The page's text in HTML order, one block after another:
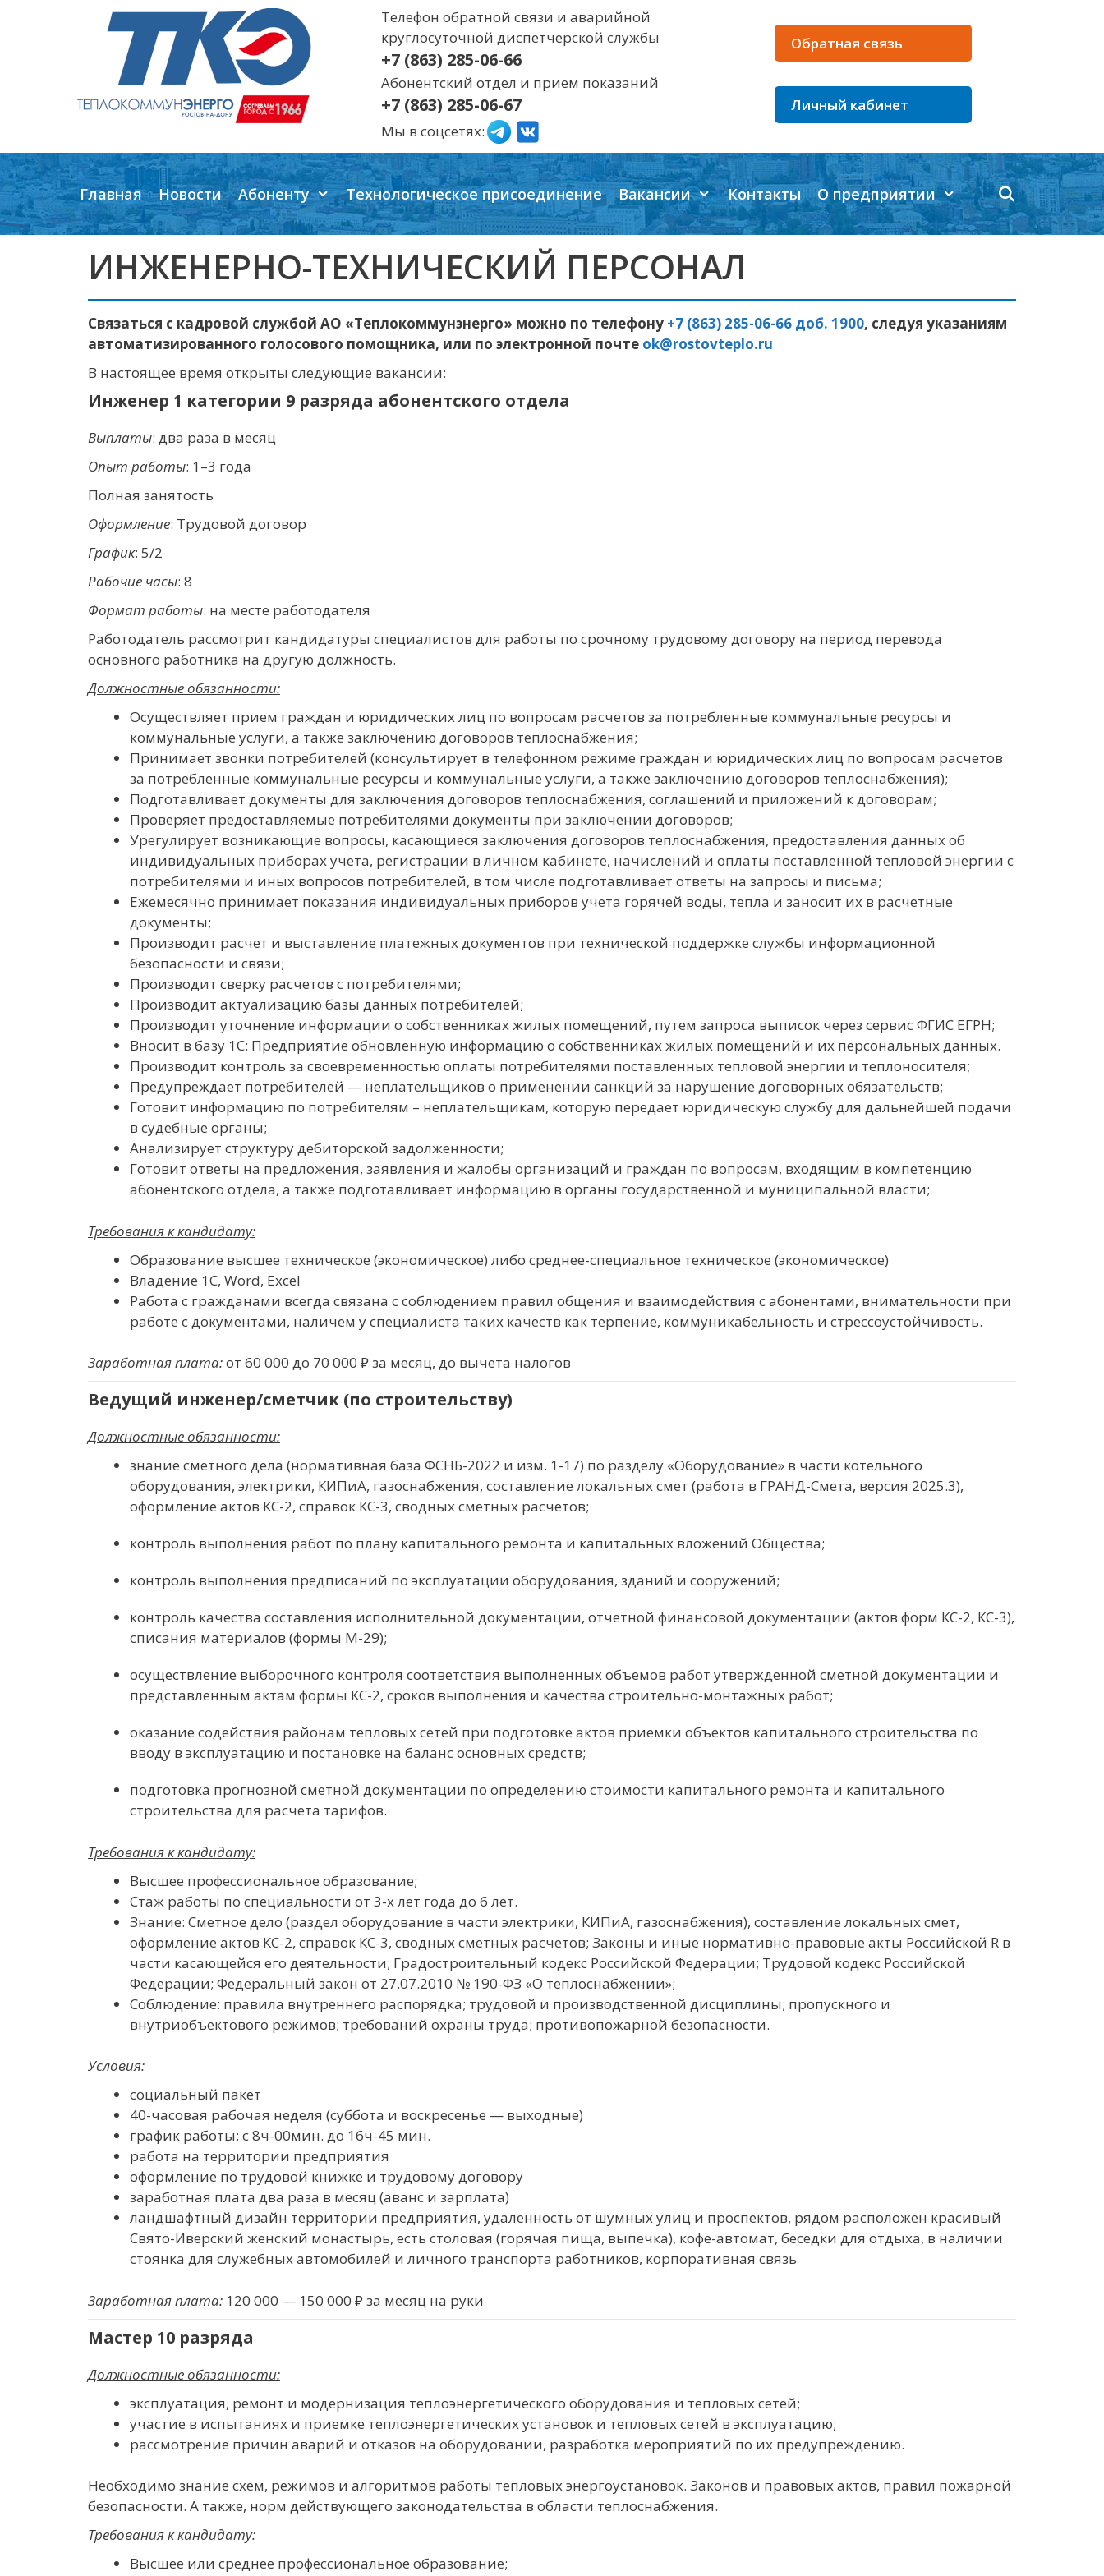
Телефон обратной связи и аварийной
круглосуточной диспетчерской службы
+7 (863) 285-06-66
Абонентский отдел и прием показаний
+7 (863) 285-06-67
Мы в соцсетях:
Обратная связь
Личный кабинет
Главная Новости Абоненту Технологическое присоединение Вакансии Контакты О предприятии
ИНЖЕНЕРНО-ТЕХНИЧЕСКИЙ ПЕРСОНАЛ
Связаться с кадровой службой АО «Теплокоммунэнерго» можно по телефону +7 (863) 285-06-66 доб. 1900, следуя указаниям
автоматизированного голосового помощника, или по электронной почте ok@rostovteplo.ru
В настоящее время открыты следующие вакансии:
Инженер 1 категории 9 разряда абонентского отдела
Выплаты: два раза в месяц
Опыт работы: 1–3 года
Полная занятость
Оформление: Трудовой договор
График: 5/2
Рабочие часы: 8
Формат работы: на месте работодателя
Работодатель рассмотрит кандидатуры специалистов для работы по срочному трудовому договору на период перевода
основного работника на другую должность.
Должностные обязанности:
Осуществляет прием граждан и юридических лиц по вопросам расчетов за потребленные коммунальные ресурсы и
коммунальные услуги, а также заключению договоров теплоснабжения;
Принимает звонки потребителей (консультирует в телефонном режиме граждан и юридических лиц по вопросам расчетов
за потребленные коммунальные ресурсы и коммунальные услуги, а также заключению договоров теплоснабжения);
Подготавливает документы для заключения договоров теплоснабжения, соглашений и приложений к договорам;
Проверяет предоставляемые потребителями документы при заключении договоров;
Урегулирует возникающие вопросы, касающиеся заключения договоров теплоснабжения, предоставления данных об
индивидуальных приборах учета, регистрации в личном кабинете, начислений и оплаты поставленной тепловой энергии с
потребителями и иных вопросов потребителей, в том числе подготавливает ответы на запросы и письма;
Ежемесячно принимает показания индивидуальных приборов учета горячей воды, тепла и заносит их в расчетные
документы;
Производит расчет и выставление платежных документов при технической поддержке службы информационной
безопасности и связи;
Производит сверку расчетов с потребителями;
Производит актуализацию базы данных потребителей;
Производит уточнение информации о собственниках жилых помещений, путем запроса выписок через сервис ФГИС ЕГРН;
Вносит в базу 1С: Предприятие обновленную информацию о собственниках жилых помещений и их персональных данных.
Производит контроль за своевременностью оплаты потребителями поставленных тепловой энергии и теплоносителя;
Предупреждает потребителей — неплательщиков о применении санкций за нарушение договорных обязательств;
Готовит информацию по потребителям – неплательщикам, которую передает юридическую службу для дальнейшей подачи
в судебные органы;
Анализирует структуру дебиторской задолженности;
Готовит ответы на предложения, заявления и жалобы организаций и граждан по вопросам, входящим в компетенцию
абонентского отдела, а также подготавливает информацию в органы государственной и муниципальной власти;
Требования к кандидату:
Образование высшее техническое (экономическое) либо среднее-специальное техническое (экономическое)
Владение 1С, Word, Excel
Работа с гражданами всегда связана с соблюдением правил общения и взаимодействия с абонентами, внимательности при
работе с документами, наличем у специалиста таких качеств как терпение, коммуникабельность и стрессоустойчивость.
Заработная плата:от 60 000 до 70 000 ₽ за месяц, до вычета налогов
Ведущий инженер/сметчик (по строительству)
Должностные обязанности:
знание сметного дела (нормативная база ФСНБ-2022 и изм. 1-17) по разделу «Оборудование» в части котельного
оборудования, электрики, КИПиА, газоснабжения, составление локальных смет (работа в ГРАНД-Смета, версия 2025.3),
оформление актов КС-2, справок КС-3, сводных сметных расчетов;
контроль выполнения работ по плану капитального ремонта и капитальных вложений Общества;
контроль выполнения предписаний по эксплуатации оборудования, зданий и сооружений;
контроль качества составления исполнительной документации, отчетной финансовой документации (актов форм КС-2, КС-3),
списания материалов (формы М-29);
осуществление выборочного контроля соответствия выполненных объемов работ утвержденной сметной документации и
представленным актам формы КС-2, сроков выполнения и качества строительно-монтажных работ;
оказание содействия районам тепловых сетей при подготовке актов приемки объектов капитального строительства по
вводу в эксплуатацию и постановке на баланс основных средств;
подготовка прогнозной сметной документации по определению стоимости капитального ремонта и капитального
строительства для расчета тарифов.
Требования к кандидату:
Высшее профессиональное образование;
Стаж работы по специальности от 3-х лет года до 6 лет.
Знание: Сметное дело (раздел оборудование в части электрики, КИПиА, газоснабжения), составление локальных смет,
оформление актов КС-2, справок КС-3, сводных сметных расчетов; Законы и иные нормативно-правовые акты Российской R в
части касающейся его деятельности; Градостроительный кодекс Российской Федерации; Трудовой кодекс Российской
Федерации; Федеральный закон от 27.07.2010 № 190-ФЗ «О теплоснабжении»;
Соблюдение: правила внутреннего распорядка; трудовой и производственной дисциплины; пропускного и
внутриобъектового режимов; требований охраны труда; противопожарной безопасности.
Условия:
социальный пакет
40-часовая рабочая неделя (суббота и воскресенье — выходные)
график работы: с 8ч-00мин. до 16ч-45 мин.
работа на территории предприятия
оформление по трудовой книжке и трудовому договору
заработная плата два раза в месяц (аванс и зарплата)
ландшафтный дизайн территории предприятия, удаленность от шумных улиц и проспектов, рядом расположен красивый
Свято-Иверский женский монастырь, есть столовая (горячая пища, выпечка), кофе-автомат, беседки для отдыха, в наличии
стоянка для служебных автомобилей и личного транспорта работников, корпоративная связь
Заработная плата: 120 000 — 150 000 ₽ за месяц на руки
Мастер 10 разряда
Должностные обязанности:
эксплуатация, ремонт и модернизация теплоэнергетического оборудования и тепловых сетей;
участие в испытаниях и приемке теплоэнергетических установок и тепловых сетей в эксплуатацию;
рассмотрение причин аварий и отказов на оборудовании, разработка мероприятий по их предупреждению.
Необходимо знание схем, режимов и алгоритмов работы тепловых энергоустановок. Законов и правовых актов, правил пожарной
безопасности. А также, норм действующего законодательства в области теплоснабжения.
Требования к кандидату:
Высшее или среднее профессиональное образование;